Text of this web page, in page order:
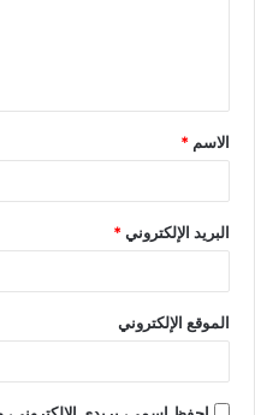
الاسم *
البريد الإلكتروني*
الموقع الإلكتروني